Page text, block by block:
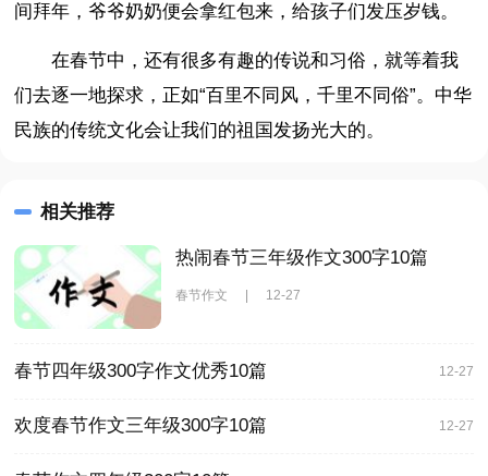
间拜年，爷爷奶奶便会拿红包来，给孩子们发压岁钱。
在春节中，还有很多有趣的传说和习俗，就等着我
们去逐一地探求，正如“百里不同风，千里不同俗”。中华
民族的传统文化会让我们的祖国发扬光大的。
相关推荐
热闹春节三年级作文300字10篇
春节作文 12-27
春节四年级300字作文优秀10篇 12-27
欢度春节作文三年级300字10篇 12-27